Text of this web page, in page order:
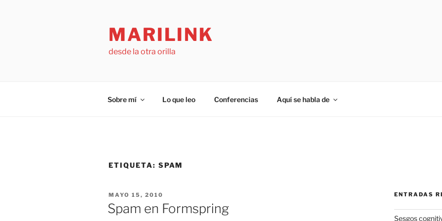
MARILINK
desde la otra orilla
Sobre mí Lo que leo Conferencias Aquí se habla de
ETIQUETA: SPAM
PUBLICADO
EL
MAYO 15, 2010
Spam en Formspring
ENTRADAS
Sesgos